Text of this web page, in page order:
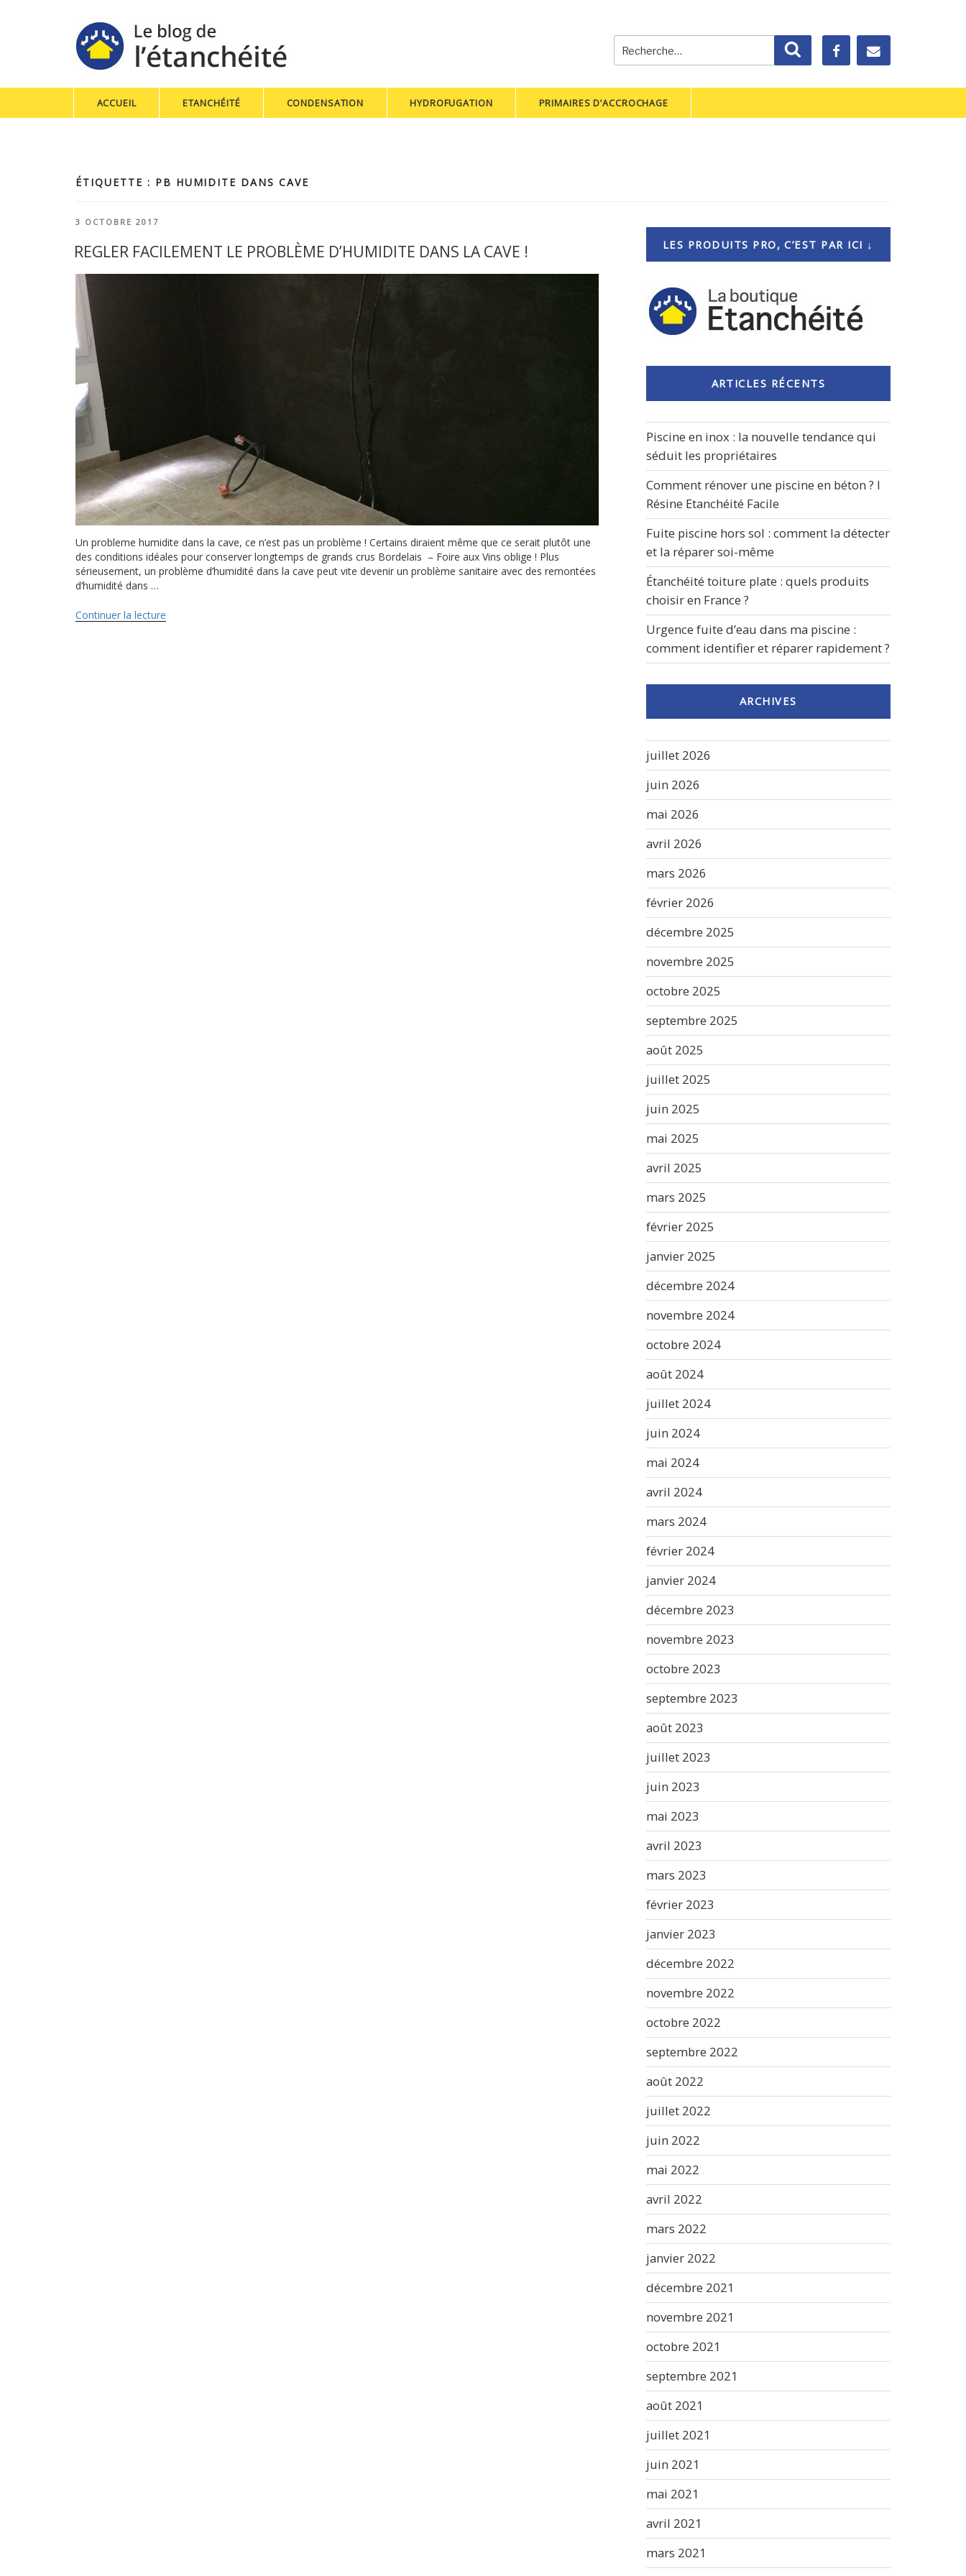
Recherche
pour
:
Recherche
ACCUEIL ETANCHÉITÉ CONDENSATION HYDROFUGATION PRIMAIRES D’ACCROCHAGE
ÉTIQUETTE : PB HUMIDITE DANS CAVE
PUBLIÉ
3 OCTOBRE 2017
REGLER FACILEMENT LE PROBLÈME D’HUMIDITE DANS LA CAVE !
Un probleme humidite dans la cave, ce n’est pas un problème ! Certains diraient même que ce serait plutôt une
des conditions idéales pour conserver longtemps de grands crus Bordelais – Foire aux Vins oblige ! Plus
sérieusement, un problème d’humidité dans la cave peut vite devenir un problème sanitaire avec des remontées
d’humidité dans …
Continuer la lecture
LES PRODUITS PRO, C’EST PAR ICI ↓
ARTICLES RÉCENTS
Piscine en inox : la nouvelle tendance qui
séduit les propriétaires
Comment rénover une piscine en béton ? I
Résine Etanchéité Facile
Fuite piscine hors sol : comment la détecter
et la réparer soi-même
Étanchéité toiture plate : quels produits
choisir en France ?
Urgence fuite d’eau dans ma piscine :
comment identifier et réparer rapidement ?
ARCHIVES
juillet 2026
juin 2026
mai 2026
avril 2026
mars 2026
février 2026
décembre 2025
novembre 2025
octobre 2025
septembre 2025
août 2025
juillet 2025
juin 2025
mai 2025
avril 2025
mars 2025
février 2025
janvier 2025
décembre 2024
novembre 2024
octobre 2024
août 2024
juillet 2024
juin 2024
mai 2024
avril 2024
mars 2024
février 2024
janvier 2024
décembre 2023
novembre 2023
octobre 2023
septembre 2023
août 2023
juillet 2023
juin 2023
mai 2023
avril 2023
mars 2023
février 2023
janvier 2023
décembre 2022
novembre 2022
octobre 2022
septembre 2022
août 2022
juillet 2022
juin 2022
mai 2022
avril 2022
mars 2022
janvier 2022
décembre 2021
novembre 2021
octobre 2021
septembre 2021
août 2021
juillet 2021
juin 2021
mai 2021
avril 2021
mars 2021